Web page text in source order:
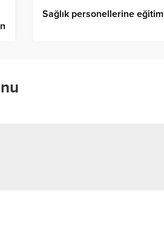
Sağlık personellerine eğitim